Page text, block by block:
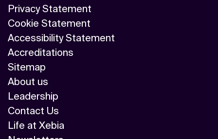
Privacy Statement
Cookie Statement
Accessibility Statement
Accreditations
Sitemap
About us
Leadership
Contact Us
Life at Xebia